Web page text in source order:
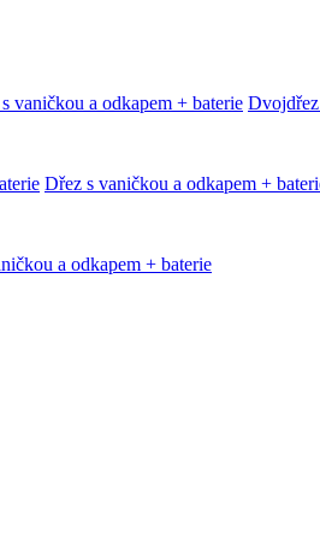
vaničkou a odkapem + baterie
Dřez s vaničkou a odkapem +
a odkapem + baterie